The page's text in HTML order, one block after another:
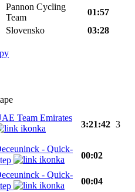
Pannon Cycling
Team
01:57
Slovensko 03:28
Team Emirates
3:21:42 3
- Quick-
00:02
- Quick-
00:04